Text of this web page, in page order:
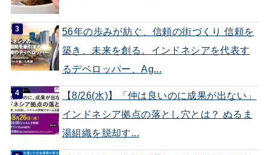
56年の歩みが紡ぐ、信頼の街づくり 信頼を
築き、未来を創る。インドネシアを代表す
るデベロッパー、Ag...
【8/26(水)】「仲は良いのに成果が出ない」
インドネシア拠点の落とし穴とは？ ぬるま
湯組織を脱却す...